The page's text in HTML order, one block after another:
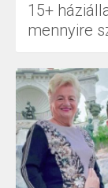
15+
mennyire